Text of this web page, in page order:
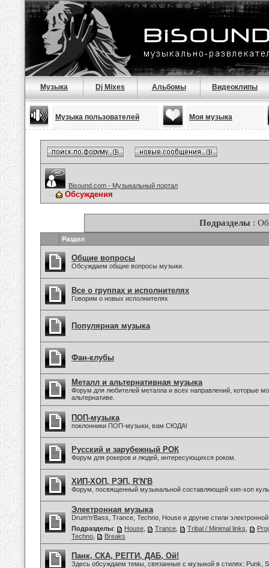
Музыка Dj Mixes Альбомы Видеоклипы
Музыка пользователей Моя музыка
Bisound.com - Музыкальный портал
Обсуждения
Подразделы :
Раздел
Общие вопросы
Обсуждаем общие вопросы музыки.
Все о группах и исполнителях
Говорим о новых исполнителях
Популярная музыка
Фан-клубы
Металл и альтернативная музыка
Форум для любителей металла и всех направлений, которые
альтернативе.
ПОП-музыка
поклонники ПОП-музыки, вам СЮДА!
Русский и зарубежный РОК
Форум для рокеров и людей, интересующихся роком.
ХИП-ХОП, РЭП, R'N'B
Форум, посвященный музыкальной составляющей хип-хоп
Электронная музыка
Drum'n'Bass, Trance, Techno, House и другие стили
Подразделы: House Trance Tribal / Minimal links
Techno
Breaks
Панк, СКА, РЕГГИ, ДАБ, Ой!
Здесь обсуждаем темы, связанные с музыкой в стилях: Punk,